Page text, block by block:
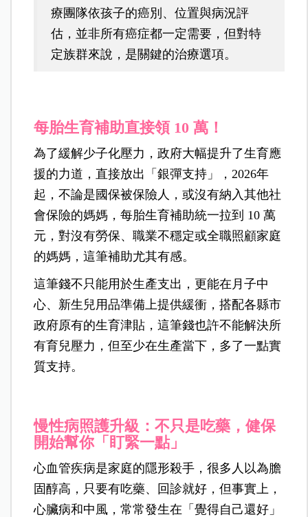
療團隊依孩子的癌別、位置與病況評
估，並非所有癌症都一定需要，但對特
定族群來說，是關鍵的治療選項。
每胎生育補助直接領 10 萬！
為了緩解少子化壓力，政府大幅提升了生育應
援的力道，直接放出「銀彈支持」，2026年
起，不論是國保被保險人，或沒有納入其他社
會保險的媽媽，每胎生育補助統一拉到 10 萬
元，對沒有勞保、職業不穩定或全職照顧家庭
的媽媽，這筆補助尤其有感。
這筆錢不只能用於生產支出，更能在月子中
心、新生兒用品準備上提供緩衝，搭配各縣市
政府原有的生育津貼，這筆錢也許不能解決所
有育兒壓力，但至少在生產當下，多了一點實
質支持。
慢性病照護升級：不只是吃藥，健保
開始幫你「盯緊一點」
心血管疾病是家庭的隱形殺手，很多人以為膽
固醇高，只要有吃藥、回診就好，但事實上，
心臟病和中風，常常發生在「覺得自己還好」